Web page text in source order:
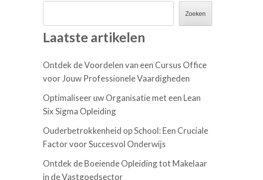
Zoeken
Laatste artikelen
Ontdek de Voordelen van een Cursus Office
voor Jouw Professionele Vaardigheden
Optimaliseer uw Organisatie met een Lean
Six Sigma Opleiding
Ouderbetrokkenheid op School: Een Cruciale
Factor voor Succesvol Onderwijs
Ontdek de Boeiende Opleiding tot Makelaar
in de Vastgoedsector